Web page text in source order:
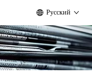
Pусский